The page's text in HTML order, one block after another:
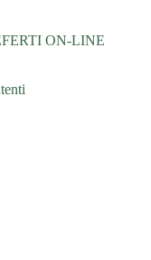
ON-LINE